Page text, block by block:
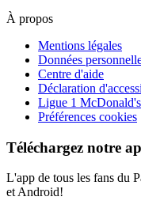
À propos
Mentions légales
Données
Centre d'aide
Déclaration
Ligue 1 McDonald's
Préférences cookies
Téléchargez notre
L'app de tous les fans du
et Android!